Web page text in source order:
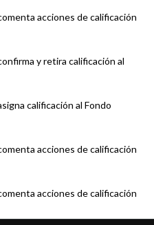
acciones de calificación
y retira calificación al
calificación al Fondo
acciones de calificación
acciones de calificación